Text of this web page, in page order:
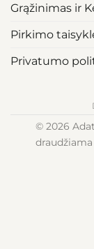
Grąžinimas ir
Pirkimo
Privatumo
© 2026